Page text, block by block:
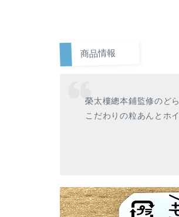
商品情報
榮太樓總本鋪監修のど
こだわりの粒あんとホ